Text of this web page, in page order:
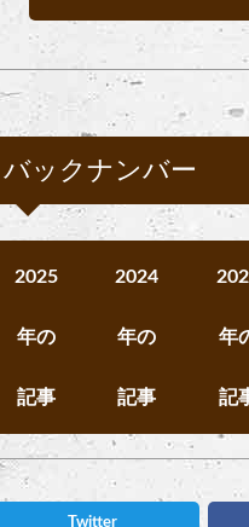
バックナンバー
2025
年の
記事
2024
年の
記事
年
記
Twitter